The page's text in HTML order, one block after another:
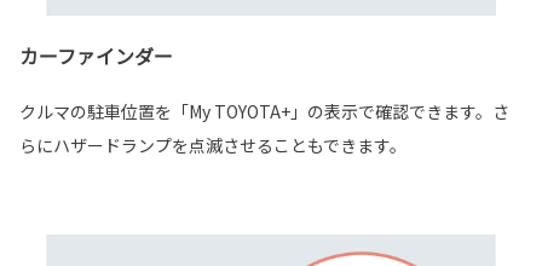
カーファインダー
クルマの駐車位置を「My TOYOTA+」の表示で確認できます。さ
らにハザードランプを点滅させることもできます。